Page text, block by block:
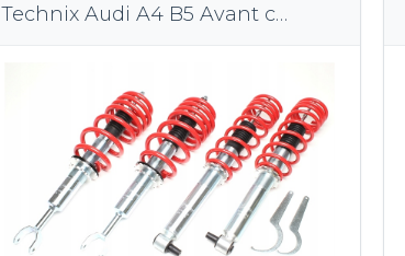
Technix Audi A4 B5 Avant с